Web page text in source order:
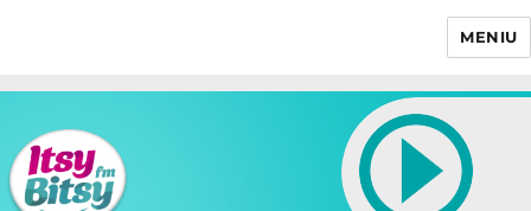
MENIU